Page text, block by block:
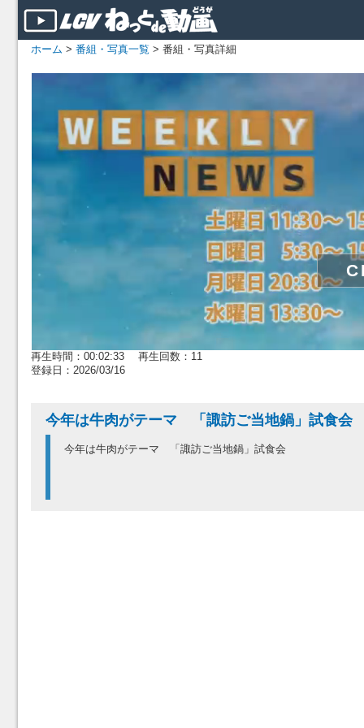
ホーム > 番組・写真一覧 > 番組・写真詳細
再生時間：00:02:33 再生回数：11
登録日：2026/03/16
今年は牛肉がテーマ 「諏訪ご当地鍋」試食
今年は牛肉がテーマ 「諏訪ご当地鍋」試食会